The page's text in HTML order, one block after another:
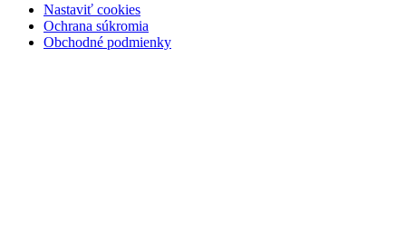
Nastaviť cookies
Ochrana súkromia
Obchodné podmienky